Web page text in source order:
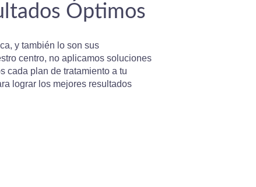
Óptimos
y también lo son sus
centro, no aplicamos soluciones
cada plan de tratamiento a tu
lograr los mejores resultados